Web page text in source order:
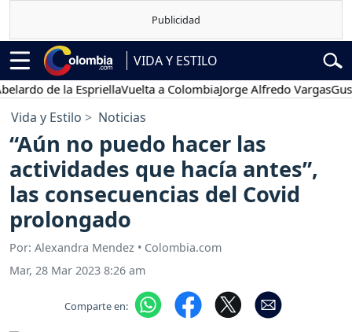
VIDA Y ESTILO
de la EspriellaVuelta a ColombiaJorge Alfredo VargasGustavo
Vida y Estilo Noticias
“Aún no puedo hacer las
actividades que hacía antes”,
las consecuencias del Covid
prolongado
Por: Alexandra Mendez • Colombia.com
Mar, 28 Mar 2023 8:26 am
Comparte en: